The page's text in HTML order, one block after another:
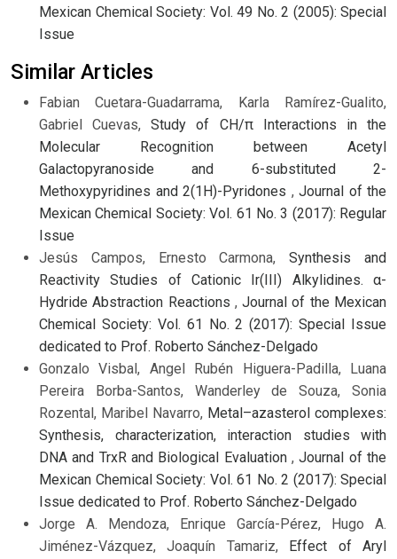
Mexican Chemical Society: Vol. 49 No. 2 (2005): Special
Issue
Similar Articles
Fabian Cuetara-Guadarrama, Karla Ramírez-Gualito,
Gabriel Cuevas,Study of CH/π Interactions in the
Molecular Recognition between Acetyl
Galactopyranoside and 6-substituted 2-
Methoxypyridines and 2(1H)-Pyridones , Journal of the
Mexican Chemical Society: Vol. 61 No. 3 (2017): Regular
Issue
Jesús Campos, Ernesto Carmona,Synthesis and
Reactivity Studies of Cationic Ir(III) Alkylidines. α-
Hydride Abstraction Reactions ,Journal of the Mexican
Chemical Society: Vol. 61 No. 2 (2017): Special Issue
dedicated to Prof. Roberto Sánchez-Delgado
Gonzalo Visbal, Angel Rubén Higuera-Padilla, Luana
Pereira Borba-Santos, Wanderley de Souza, Sonia
Rozental, Maribel Navarro, Metal–azasterol complexes:
Synthesis, characterization, interaction studies with
DNA and TrxR and Biological Evaluation ,Journal of the
Mexican Chemical Society: Vol. 61 No. 2 (2017): Special
Issue dedicated to Prof. Roberto Sánchez-Delgado
Jorge A. Mendoza, Enrique García-Pérez, Hugo A.
Jiménez-Vázquez, Joaquín Tamariz,
Effect of Aryl